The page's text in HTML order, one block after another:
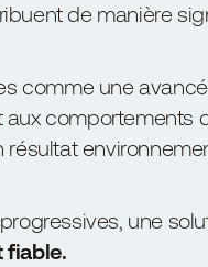
de manière
comme une
comportements
une
fiable.